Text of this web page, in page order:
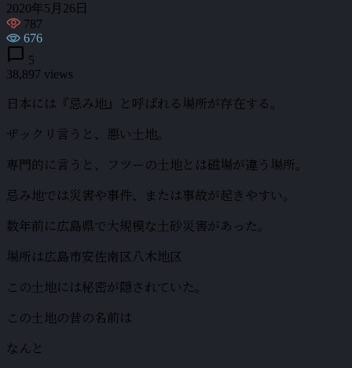
2020年5月26日
787
676
chat_bubble 5
38,897 views
日本には『忌み地』と呼ばれる場所が存在する。
ザックリ言うと、悪い土地。
専門的に言うと、フツーの土地とは磁場が違う場所。
忌み地では災害や事件、または事故が起きやすい。
数年前に広島県で大規模な土砂災害があった。
場所は広島市安佐南区八木地区
この土地には秘密が隠されていた。
この土地の昔の名前は
なんと